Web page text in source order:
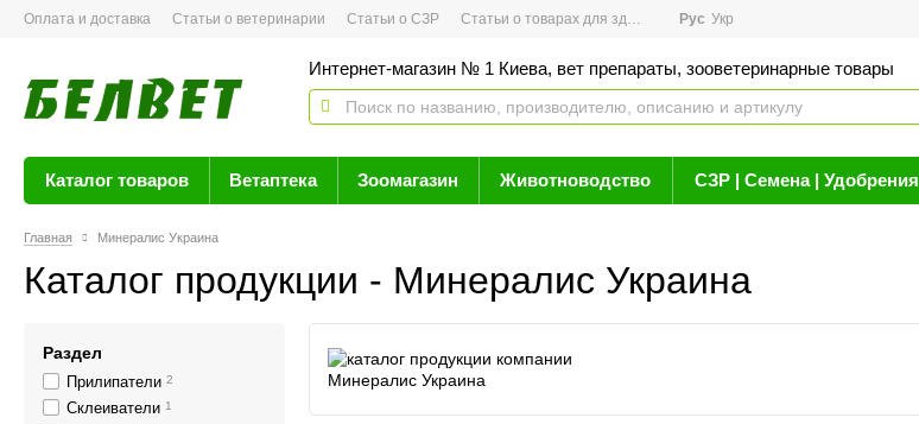
Оплата и доставка Статьи о ветеринарии Статьи о СЗР Статьи о товарах для здоровья Новости
Рус Укр
Интернет-магазин № 1 Киева, вет препараты, зооветеринарные товары
Каталог товаров Ветаптека Зоомагазин Животноводство СЗР | Семена | Удобрения
Главная Минералис Украина
Каталог продукции - Минералис Украина
Раздел
Прилипатели 2
Склеиватели 1